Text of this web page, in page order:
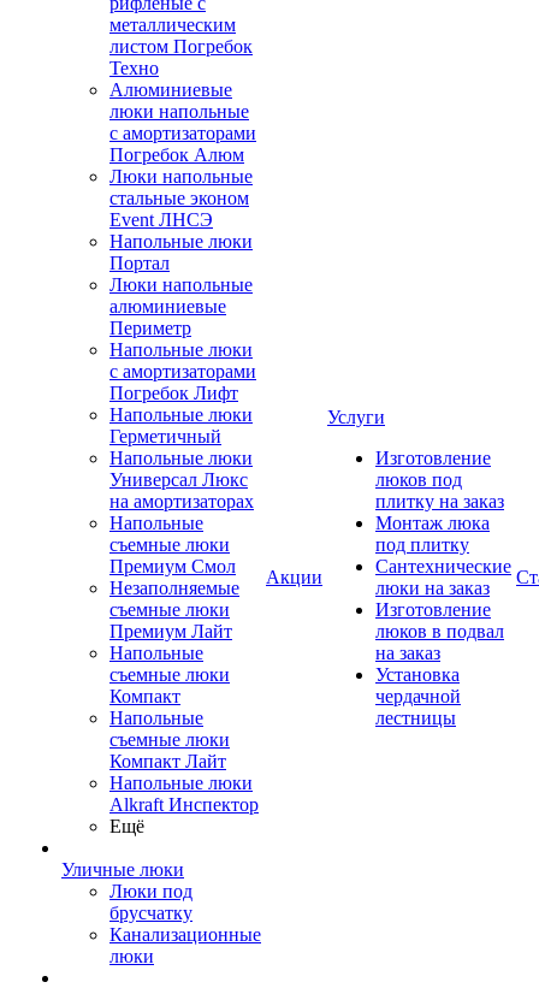
металлическим
листом Погребок
Техно
Алюминиевые
люки напольные
с амортизаторами
Погребок Алюм
Люки напольные
стальные эконом
Event ЛНСЭ
Напольные люки
Портал
Люки напольные
алюминиевые
Периметр
Напольные люки
с амортизаторами
Погребок Лифт
Напольные люки
Герметичный
Напольные люки
Универсал Люкс
на амортизаторах
Напольные
съемные люки
Премиум Смол
Незаполняемые
съемные люки
Премиум Лайт
Напольные
съемные люки
Компакт
Напольные
съемные люки
Компакт Лайт
Напольные люки
Alkraft Инспектор
Ещё
Уличные люки
Люки под
брусчатку
Канализационные
люки
Акции
Услуги
Изготовление
люков под
плитку на заказ
Монтаж люка
под плитку
Сантехнические
люки на заказ
Изготовление
люков в подвал
на заказ
Установка
чердачной
лестницы